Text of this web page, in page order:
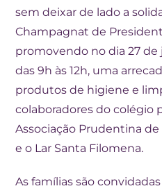
sem deixar de lado a
Champagnat de
promovendo no dia 27
das 9h às 12h, uma
produtos de higiene e
colaboradores do colégio
Associação Prudentina de
e o Lar Santa Filomena.
As famílias são